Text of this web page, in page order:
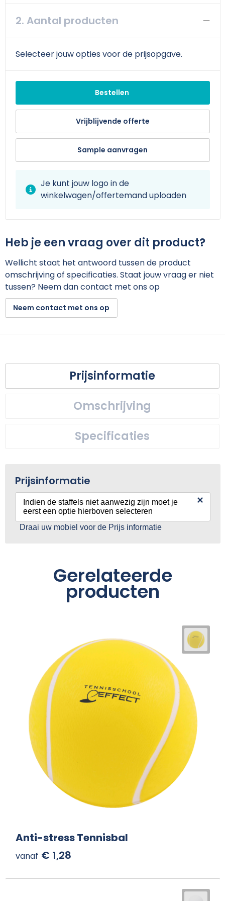
Sporttassen
Strandtassen
Aktetassen
Werkkleding sets
Schoenen
Schorten en Sloven
2. Aantal producten
Selecteer jouw opties voor de prijsopgave.
Bestellen
Vrijblijvende offerte
Sample aanvragen
Je kunt jouw logo in de
winkelwagen/offertemand uploaden
Heb je een vraag over dit product?
Wellicht staat het antwoord tussen de product
omschrijving of specificaties. Staat jouw vraag er niet
tussen? Neem dan contact met ons op
Neem contact met ons op
Prijsinformatie
Omschrijving
Specificaties
Prijsinformatie
Indien de staffels niet aanwezig zijn moet je
eerst een optie hierboven selecteren
×
Draai uw mobiel voor de Prijs informatie
Gerelateerde
producten
Anti-stress Tennisbal
vanaf € 1,28